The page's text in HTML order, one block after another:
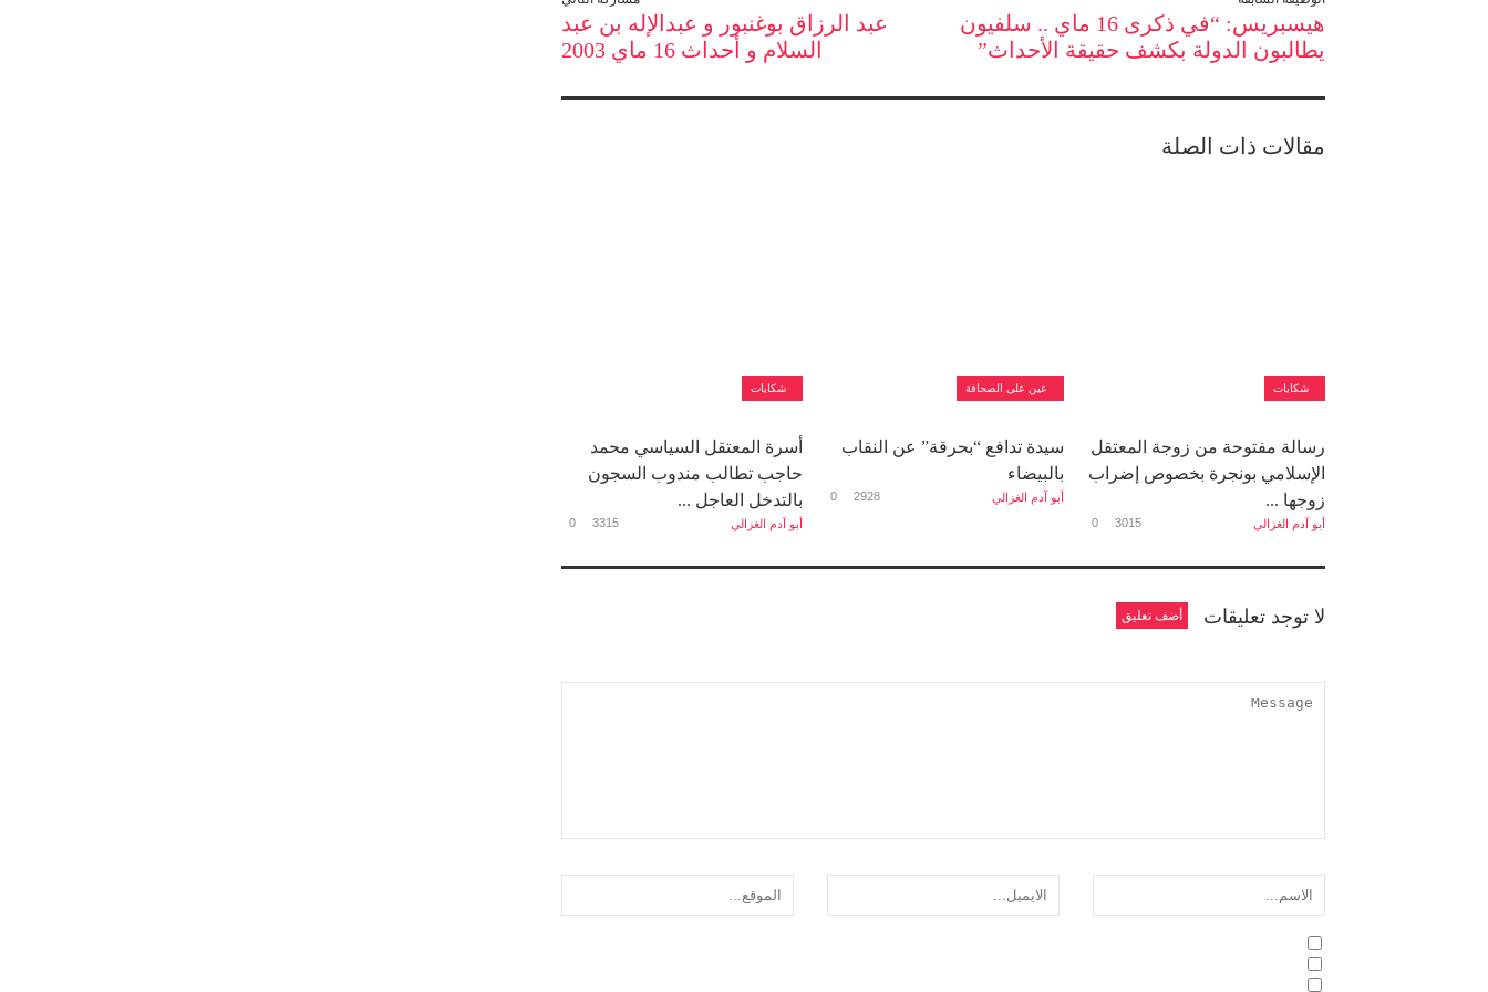
هيسبريس: “في ذكرى 16 ماي .. سلفيون
يطالبون الدولة بكشف حقيقة الأحداث”
عبد الرزاق بوغنبور و عبدالإله بن عبد
السلام و أحداث 16 ماي 2003
مقالات ذات الصلة
شكايات
رسالة مفتوحة من زوجة المعتقل
الإسلامي بونجرة بخصوص إضراب
زوجها ...
أبو آدم الغزالي 3015
0
عين على الصحافة
سيدة تدافع “بحرقة” عن النقاب
بالبيضاء
أبو آدم الغزالي 2928
0
شكايات
أسرة المعتقل السياسي محمد
حاجب تطالب مندوب السجون
بالتدخل العاجل ...
أبو آدم الغزالي 3315
0
لا توجد تعليقات أضف تعليق